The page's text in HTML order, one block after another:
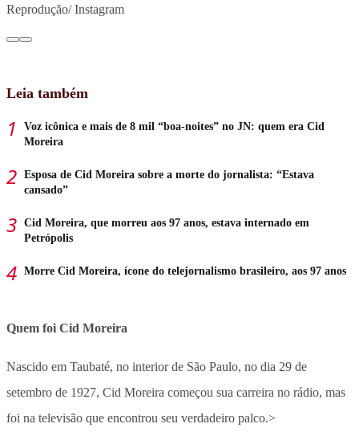
Reprodução/ Instagram
Leia também
Voz icônica e mais de 8 mil “boa-noites” no JN: quem era Cid
Moreira
Esposa de Cid Moreira sobre a morte do jornalista: “Estava
cansado”
Cid Moreira, que morreu aos 97 anos, estava internado em
Petrópolis
Morre Cid Moreira, ícone do telejornalismo brasileiro, aos 97 anos
Quem foi Cid Moreira
Nascido em Taubaté, no interior de São Paulo, no dia 29 de
setembro de 1927, Cid Moreira começou sua carreira no rádio, mas
foi na televisão que encontrou seu verdadeiro palco.>